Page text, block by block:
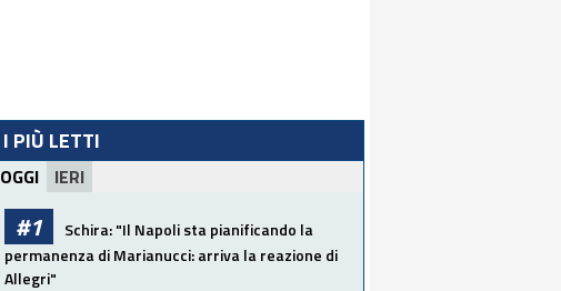
I PIÙ LETTI
OGGI IERI
#1
Schira: "Il Napoli sta pianificando la
permanenza di Marianucci: arriva la reazione di
Allegri"